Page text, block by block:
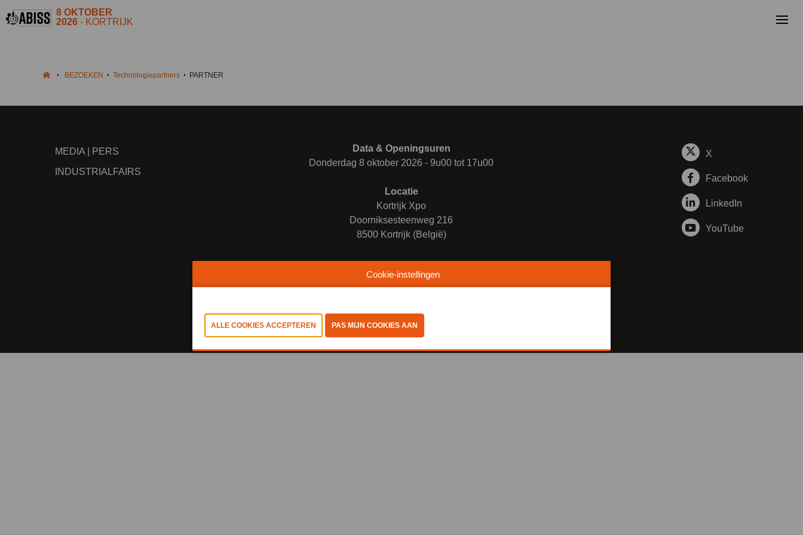
8 OKTOBER
2026- KORTRIJK
BEZOEKEN Technologiepartners PARTNER
MEDIA | PERS
INDUSTRIALFAIRS
Data & Openingsuren
Donderdag 8 oktober 2026 - 9u00 tot 17u00
Locatie
Kortrijk Xpo
Doorniksesteenweg 216
8500 Kortrijk (België)
X
Facebook
LinkedIn
YouTube
©2025, Abiss
voorwaarden-Cookies bekijken
Cookie-instellingen